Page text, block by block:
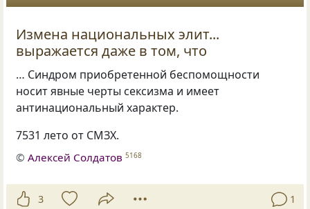
Измена национальных элит...
выражается даже в том, что
… Синдром приобретенной беспомощности
носит явные черты сексизма и имеет
антинациональный характер.
7531 лето от СМЗХ.
©Алексей Солдатов 5168
3 1